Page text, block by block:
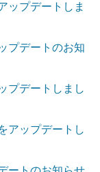
ップデートしま
プデートのお知
プデートしまし
アップデートし